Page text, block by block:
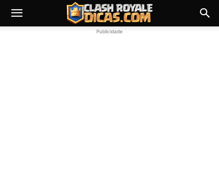
Publicidade